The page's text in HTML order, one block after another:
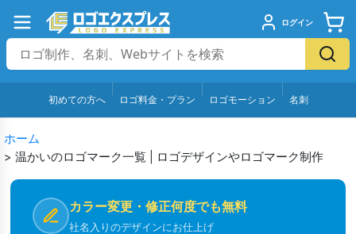
ログイン
初めての方へ ロゴ料金・プラン ロゴモーション 名刺
ホーム
> 温かいのロゴマーク一覧 | ロゴデザインやロゴマーク制作
カラー変更・修正何度でも無料
社名入りのデザインにお仕上げ